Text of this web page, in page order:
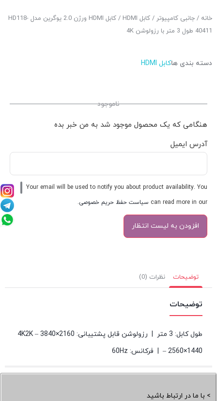
خانه / جانبی کامپیوتر / کابل HDMI
/ کابل HDMI ورژن 2.0 یوگرین مدل HD118-
40411 طول 3 متر با رزولوشن 4K
دسته بندی هاکابل HDMI
ناموجود
هنگامی که یک محصول موجود شد به من خبر بده
آدرس ایمیل
Your email will be used to notify you about product availability. You
can read more in our سیاست حفظ حریم خصوصی.
توضیحات نظرات (0)
توضیحات
طول کابل: 3 متر | رزولوشن قابل پشتیبانی: 4K2K – 3840×2160
– 2560×1440 | فرکانس: 60Hz
> با ما در ارتباط باشید